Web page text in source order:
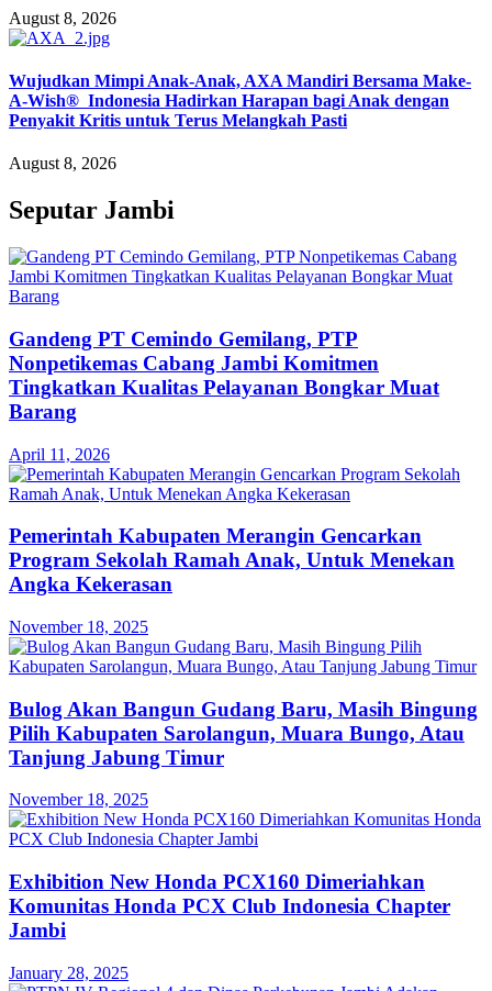
August 8, 2026
Wujudkan Mimpi Anak-Anak, AXA Mandiri Bersama Make-
A-Wish® Indonesia Hadirkan Harapan bagi Anak dengan
Penyakit Kritis untuk Terus Melangkah Pasti
August 8, 2026
Seputar Jambi
Gandeng PT Cemindo Gemilang, PTP
Nonpetikemas Cabang Jambi Komitmen
Tingkatkan Kualitas Pelayanan Bongkar Muat
Barang
April 11, 2026
Pemerintah Kabupaten Merangin Gencarkan
Program Sekolah Ramah Anak, Untuk Menekan
Angka Kekerasan
November 18, 2025
Bulog Akan Bangun Gudang Baru, Masih Bingung
Pilih Kabupaten Sarolangun, Muara Bungo, Atau
Tanjung Jabung Timur
November 18, 2025
Exhibition New Honda PCX160 Dimeriahkan
Komunitas Honda PCX Club Indonesia Chapter
Jambi
January 28, 2025